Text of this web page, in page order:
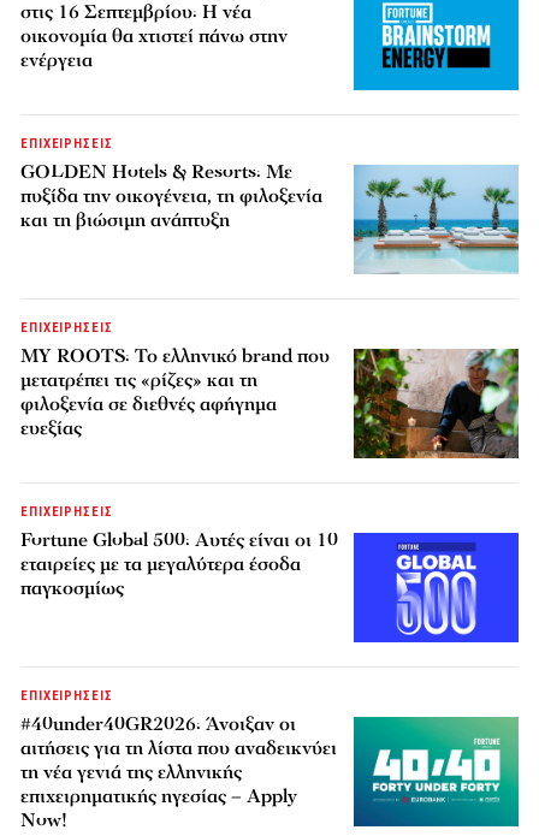
στις 16 Σεπτεμβρίου: Η νέα
οικονομία θα χτιστεί πάνω στην
ενέργεια
ΕΠΙΧΕΙΡΗΣΕΙΣ
GOLDEN Hotels & Resorts: Με
πυξίδα την οικογένεια, τη φιλοξενία
και τη βιώσιμη ανάπτυξη
ΕΠΙΧΕΙΡΗΣΕΙΣ
MY ROOTS: Το ελληνικό brand που
μετατρέπει τις «ρίζες» και τη
φιλοξενία σε διεθνές αφήγημα
ευεξίας
ΕΠΙΧΕΙΡΗΣΕΙΣ
Fortune Global 500: Αυτές είναι οι 10
εταιρείες με τα μεγαλύτερα έσοδα
παγκοσμίως
ΕΠΙΧΕΙΡΗΣΕΙΣ
#40under40GR2026: Άνοιξαν οι
αιτήσεις για τη λίστα που αναδεικνύει
τη νέα γενιά της ελληνικής
επιχειρηματικής ηγεσίας – Apply
Now!